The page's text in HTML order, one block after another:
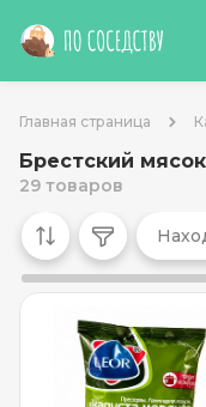
Главная страница
Брестский
29 товаров